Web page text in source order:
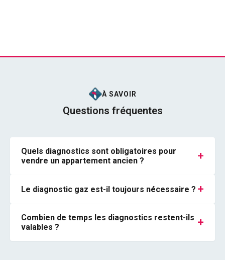
À SAVOIR
Questions fréquentes
Quels diagnostics sont obligatoires pour
vendre un appartement ancien ?
+
Le diagnostic gaz est-il toujours nécessaire ? +
Combien de temps les diagnostics restent-ils
valables ?
+